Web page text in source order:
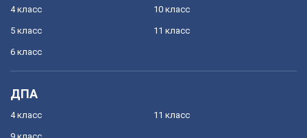
4 класс
5 класс
6 класс
10 класс
11 класс
ДПА
4 класс 11 класс